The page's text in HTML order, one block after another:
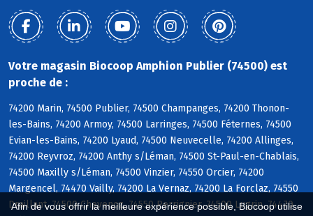
Afin de vous offrir la meilleure expérience possible, Biocoop utilise
Votre magasin Biocoop Amphion Publier (74500) est
proche de :
74200 Marin, 74500 Publier, 74500 Champanges, 74200 Thonon-
les-Bains, 74200 Armoy, 74500 Larringes, 74500 Féternes, 74500
Evian-les-Bains, 74200 Lyaud, 74500 Neuvecelle, 74200 Allinges,
74200 Reyvroz, 74200 Anthy s/Léman, 74500 St-Paul-en-Chablais,
74500 Maxilly s/Léman, 74500 Vinzier, 74550 Orcier, 74200
Margencel, 74470 Vailly, 74200 La Vernaz, 74200 La Forclaz, 74550
Draillant, 74500 Chevenoz, 74550 Perrignier, 74500 Lugrin, 74470